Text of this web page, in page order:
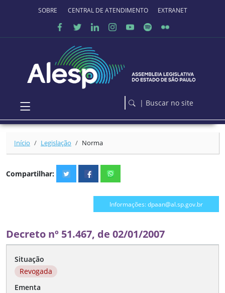
Ir para o conteúdo principal
SOBRE O PORTALCENTRAL DE ATENDIMENTO EXTRANET
| Buscar no site
Início Legislação Norma
Compartilhar:
Informações: dpaan@al.sp.gov.br
Decreto nº 51.467, de 02/01/2007
Situação
Revogada
Ementa